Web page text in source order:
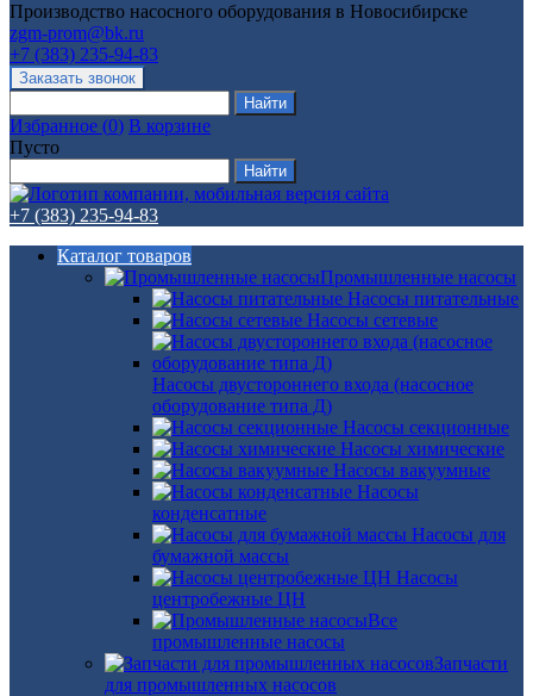
Производство насосного оборудования в Новосибирске
zgm-prom@bk.ru
+7 (383) 235-94-83
Избранное (0) В корзине
Пусто
+7 (383) 235-94-83
Каталог товаров
Промышленные насосы
Насосы питательные
Насосы сетевые
Насосы двустороннего входа (насосное
оборудование типа Д)
Насосы секционные
Насосы химические
Насосы вакуумные
Насосы
конденсатные
Насосы для
бумажной массы
Насосы
центробежные ЦН
Все
промышленные насосы
Запчасти
для промышленных насосов